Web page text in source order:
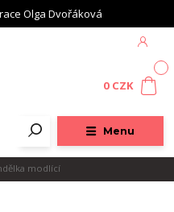
Olga Dvořáková
Menu
0 CZK
modlící